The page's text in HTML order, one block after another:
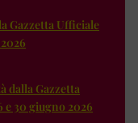
Gazzetta Ufficiale
dalla Gazzetta
e 30 giugno 2026